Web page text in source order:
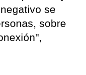
se
sobre